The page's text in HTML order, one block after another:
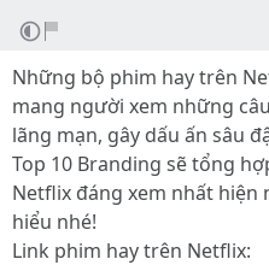
Những bộ phim hay trên
mang người xem những
lãng mạn, gây dấu ấn sâu
Top 10 Branding sẽ tổng
Netflix đáng xem nhất hiện
hiểu nhé!
Link phim hay trên Netflix: